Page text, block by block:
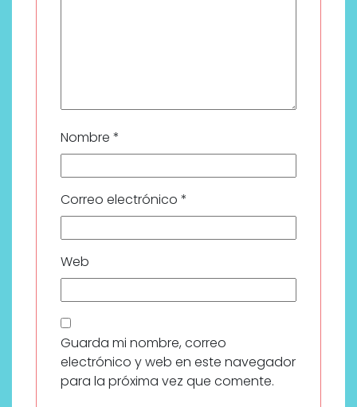
Nombre *
Correo electrónico *
Web
Guarda mi nombre, correo
electrónico y web en este navegador
para la próxima vez que comente.